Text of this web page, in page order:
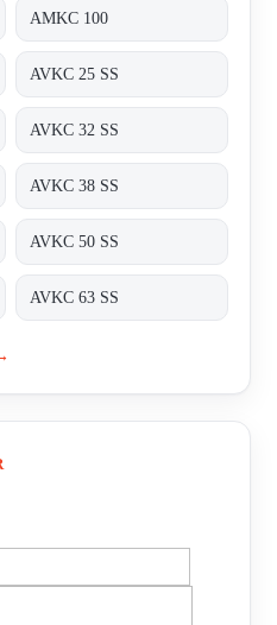
AMKC 100
AVKC 25 SS
AVKC 32 SS
AVKC 38 SS
AVKC 50 SS
AVKC 63 SS